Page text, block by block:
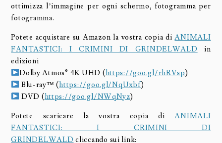
ottimizza l’immagine per ogni schermo, fotogramma per
fotogramma.
Potete acquistare su Amazon la vostra copia diANIMALI
FANTASTICI: I CRIMINI DI GRINDELWALD in
edizioni
Dolby Atmos® 4K UHD (https://goo.gl/rhRVsp)
Blu-ray™ (https://goo.gl/NqUxbf)
DVD (https://goo.gl/NWqNyz)
Potete scaricare la vostra copia diANIMALI
FANTASTICI: I CRIMINI DI
GRINDELWALD cliccando sui link: